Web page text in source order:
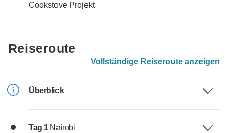
Cookstove Projekt
Reiseroute
Vollständige Reiseroute anzeigen
Überblick
Tag 1 Nairobi